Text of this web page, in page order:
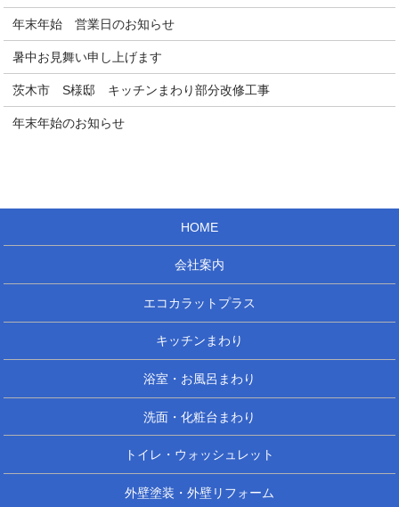
年末年始 営業日のお知らせ
暑中お見舞い申し上げます
茨木市 S様邸 キッチンまわり部分改修工事
年末年始のお知らせ
HOME
会社案内
エコカラットプラス
キッチンまわり
浴室・お風呂まわり
洗面・化粧台まわり
トイレ・ウォッシュレット
外壁塗装・外壁リフォーム